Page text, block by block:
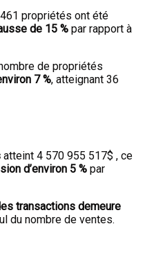
propriétés ont été
de 15 % par rapport à
de propriétés
7 %, atteignant 36
atteint 4 570 955 517$ , ce
d’environ 5 % par
transactions demeure
du nombre de ventes.